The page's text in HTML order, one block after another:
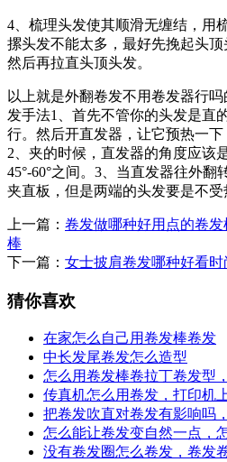
4、梳理头发使其顺滑无缠结，用
摞头发不能太多，最好先挽起头顶
然后再拉直头顶头发。
以上就是外翻卷发不用卷发器行
发手法1、首先不管你的头发是直
行。然后开直发器，让它预热一下
2、夹的时候，直发器的角度应该
45°-60°之间。3、当直发器往外
夹直板，但是两端的头发要是不受
上一篇： 卷发做哪种好用点的卷
棒
下一篇： 女士披肩卷发哪种好看
猜你喜欢
在家怎么自己用卷发棒卷发
中长发尾卷发怎么造型
怎么用卷发棒卷拉丁卷发型
传真机怎么用卷发，打印机
把卷发吹直对卷发有影响吗
怎么能让卷发变自然一点，
没有卷发圈怎么卷发，卷发